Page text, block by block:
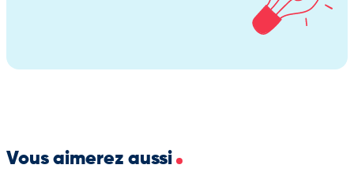
Vous aimerez aussi